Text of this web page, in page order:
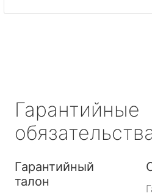
Гарантийные
Гарантийный
талон